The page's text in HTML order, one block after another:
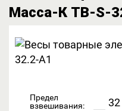
Масса-К TB-S-
Предел
взвешивания:
32